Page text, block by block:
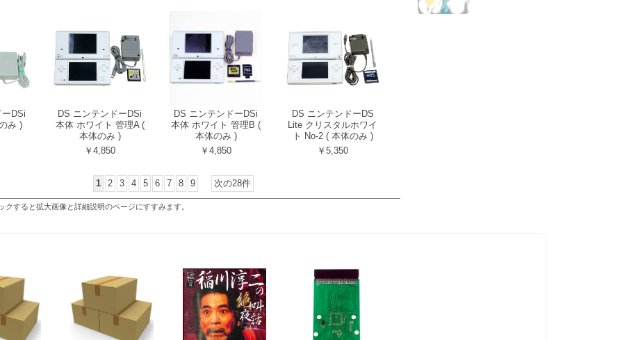
DSi
み )
DS ニンテンドーDSi
本体 ホワイト 管理A (
本体のみ )
￥4,850
DS ニンテンドーDSi
本体 ホワイト 管理B (
本体のみ )
￥4,850
DS ニンテンドーDS
Lite クリスタルホワイ
ト No-2 ( 本体のみ )
￥5,350
1 2 3 4 5 6 7 8 9 次の28件
すると拡大画像と詳細説明のページにすすみます。